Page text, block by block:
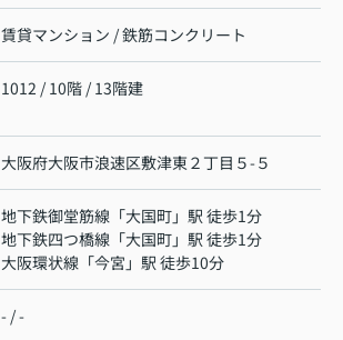
賃貸マンション / 鉄筋コンクリート
1012 / 10階 / 13階建
大阪府大阪市浪速区敷津東 ２丁目５-５
地下鉄御堂筋線 「大国町」駅 徒歩1分
地下鉄四つ橋線 「大国町」駅 徒歩1分
大阪環状線 「今宮 」駅 徒歩10分
- / -